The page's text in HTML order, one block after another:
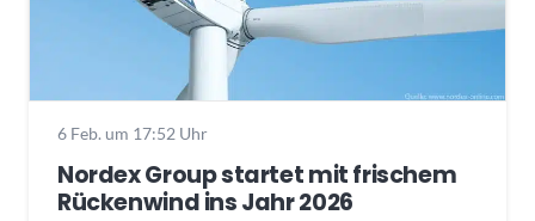
6 Feb. um 17:52 Uhr
Nordex Group startet mit frischem
Rückenwind ins Jahr 2026